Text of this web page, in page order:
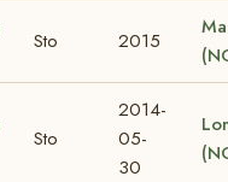
Sto 2015
Sto
2014-
05-
30